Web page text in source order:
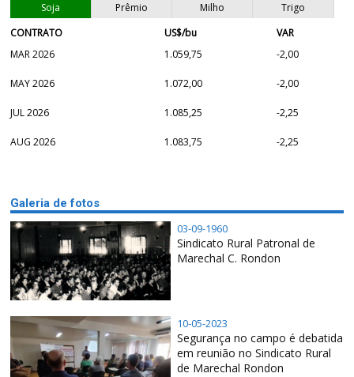
Soja Prêmio Milho
Trigo
CONTRATO
US$/bu
VAR
MAR 2026
1.059,75 -2,00
MAY 2026 1.072,00 -2,00
JUL 2026 1.085,25 -2,25
AUG 2026 1.083,75 -2,25
Galeria de fotos
03-09-1960
Sindicato Rural Patronal de
Marechal C. Rondon
10-05-2023
Segurança no campo é debatida
em reunião no Sindicato Rural
de Marechal Rondon